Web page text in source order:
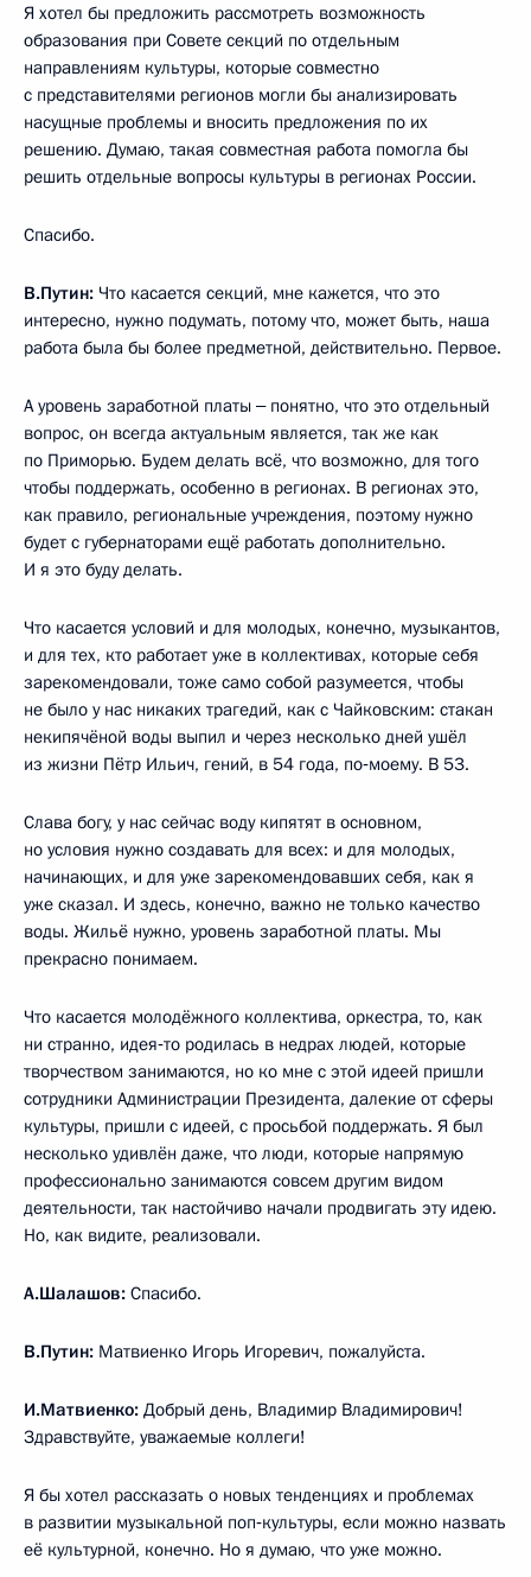
Я хотел бы предложить рассмотреть возможность
образования при Совете секций по отдельным
направлениям культуры, которые совместно
с представителями регионов могли бы анализировать
насущные проблемы и вносить предложения по их
решению. Думаю, такая совместная работа помогла бы
решить отдельные вопросы культуры в регионах России.
Спасибо.
В.Путин: Что касается секций, мне кажется, что это
интересно, нужно подумать, потому что, может быть, наша
работа была бы более предметной, действительно. Первое.
А уровень заработной платы ‒ понятно, что это отдельный
вопрос, он всегда актуальным является, так же как
по Приморью. Будем делать всё, что возможно, для того
чтобы поддержать, особенно в регионах. В регионах это,
как правило, региональные учреждения, поэтому нужно
будет с губернаторами ещё работать дополнительно.
И я это буду делать.
Что касается условий и для молодых, конечно, музыкантов,
и для тех, кто работает уже в коллективах, которые себя
зарекомендовали, тоже само собой разумеется, чтобы
не было у нас никаких трагедий, как с Чайковским: стакан
некипячёной воды выпил и через несколько дней ушёл
из жизни Пётр Ильич, гений, в 54 года, по‑моему. В 53.
Слава богу, у нас сейчас воду кипятят в основном,
но условия нужно создавать для всех: и для молодых,
начинающих, и для уже зарекомендовавших себя, как я
уже сказал. И здесь, конечно, важно не только качество
воды. Жильё нужно, уровень заработной платы. Мы
прекрасно понимаем.
Что касается молодёжного коллектива, оркестра, то, как
ни странно, идея‑то родилась в недрах людей, которые
творчеством занимаются, но ко мне с этой идеей пришли
сотрудники Администрации Президента, далекие от сферы
культуры, пришли с идеей, с просьбой поддержать. Я был
несколько удивлён даже, что люди, которые напрямую
профессионально занимаются совсем другим видом
деятельности, так настойчиво начали продвигать эту идею.
Но, как видите, реализовали.
А.Шалашов: Спасибо.
В.Путин: Матвиенко Игорь Игоревич, пожалуйста.
И.Матвиенко: Добрый день, Владимир Владимирович!
Здравствуйте, уважаемые коллеги!
Я бы хотел рассказать о новых тенденциях и проблемах
в развитии музыкальной поп‑культуры, если можно назвать
её культурной, конечно. Но я думаю, что уже можно.